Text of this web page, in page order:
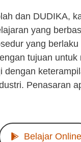
dan DUDIKA,
yang
yang
tujuan
dengan
Penasaran
Belajar Online